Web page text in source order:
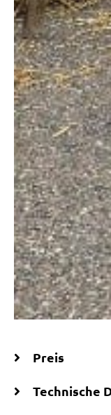
Preis
Technische